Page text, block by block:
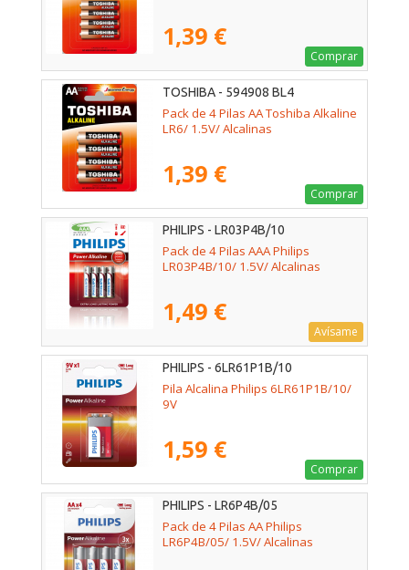
1,39 €
Comprar
TOSHIBA - 594908 BL4
Pack de 4 Pilas AA Toshiba Alkaline
LR6/ 1.5V/ Alcalinas
1,39 €
Comprar
PHILIPS - LR03P4B/10
Pack de 4 Pilas AAA Philips
LR03P4B/10/ 1.5V/ Alcalinas
1,49 €
Avísame
PHILIPS - 6LR61P1B/10
Pila Alcalina Philips 6LR61P1B/10/
9V
1,59 €
Comprar
PHILIPS - LR6P4B/05
Pack de 4 Pilas AA Philips
LR6P4B/05/ 1.5V/ Alcalinas